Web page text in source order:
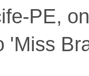
PE,
'Miss